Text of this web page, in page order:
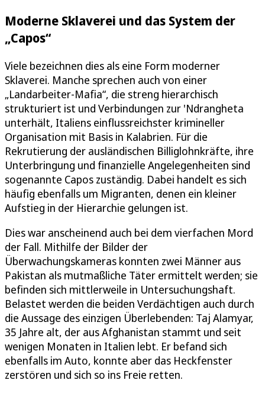
Moderne Sklaverei und das System der
„Capos“
Viele bezeichnen dies als eine Form moderner
Sklaverei. Manche sprechen auch von einer
„Landarbeiter-Mafia“, die streng hierarchisch
strukturiert ist und Verbindungen zur 'Ndrangheta
unterhält, Italiens einflussreichster krimineller
Organisation mit Basis in Kalabrien. Für die
Rekrutierung der ausländischen Billiglohnkräfte, ihre
Unterbringung und finanzielle Angelegenheiten sind
sogenannte Capos zuständig. Dabei handelt es sich
häufig ebenfalls um Migranten, denen ein kleiner
Aufstieg in der Hierarchie gelungen ist.
Dies war anscheinend auch bei dem vierfachen Mord
der Fall. Mithilfe der Bilder der
Überwachungskameras konnten zwei Männer aus
Pakistan als mutmaßliche Täter ermittelt werden; sie
befinden sich mittlerweile in Untersuchungshaft.
Belastet werden die beiden Verdächtigen auch durch
die Aussage des einzigen Überlebenden: Taj Alamyar,
35 Jahre alt, der aus Afghanistan stammt und seit
wenigen Monaten in Italien lebt. Er befand sich
ebenfalls im Auto, konnte aber das Heckfenster
zerstören und sich so ins Freie retten.